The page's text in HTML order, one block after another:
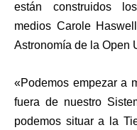
están construidos
medios Carole Haswell
Astronomía de la Open
«Podemos empezar a
fuera de nuestro
podemos situar a la